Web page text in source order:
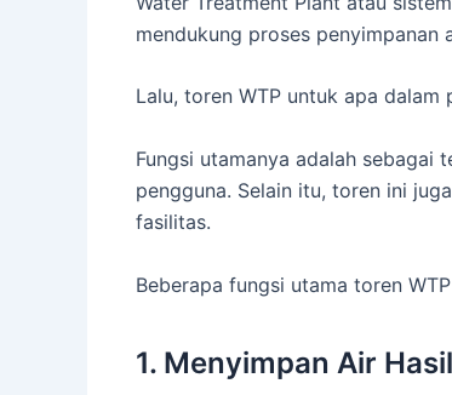
mendukung proses penyimpanan
Lalu, toren WTP untuk apa dalam
Fungsi utamanya adalah sebagai
pengguna. Selain itu, toren ini
fasilitas.
Beberapa fungsi utama toren
1. Menyimpan Air